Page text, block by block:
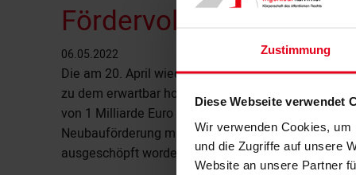
Zustimmung
Diese Webseite verwendet
Wir verwenden Cookies,
und die Zugriffe auf unsere
Website an unsere Partner
Fördervolumen KfW-
06.05.2022
Die am 20. April wieder gestartete
zu dem erwartbar hohen Antragseingang geführt.
von 1 Milliarde Euro für das Programm
Neubauförderung mit modifizierten
ausgeschöpft worden.